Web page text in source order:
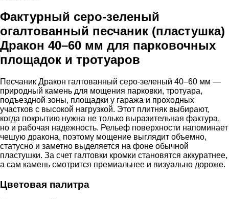
Фактурный серо-зеленый
огалтованный песчаник (пластушка)
Дракон 40–60 мм для парковочных
площадок и тротуаров
Песчаник Дракон галтованный серо-зеленый 40–60 мм —
природный камень для мощения парковки, тротуара,
подъездной зоны, площадки у гаража и проходных
участков с высокой нагрузкой. Этот плитняк выбирают,
когда покрытию нужна не только выразительная фактура,
но и рабочая надежность. Рельеф поверхности напоминает
чешую дракона, поэтому мощение выглядит объемно,
статусно и заметно выделяется на фоне обычной
пластушки. За счет галтовки кромки становятся аккуратнее,
а сам камень смотрится премиальнее и визуально дороже.
Цветовая палитра